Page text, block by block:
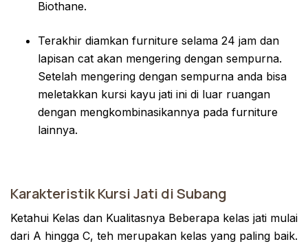
Biothane.
Terakhir diamkan furniture selama 24 jam dan
lapisan cat akan mengering dengan sempurna.
Setelah mengering dengan sempurna anda bisa
meletakkan kursi kayu jati ini di luar ruangan
dengan mengkombinasikannya pada furniture
lainnya.
Karakteristik Kursi Jati di Subang
Ketahui Kelas dan Kualitasnya Beberapa kelas jati mulai
dari A hingga C, teh merupakan kelas yang paling baik.